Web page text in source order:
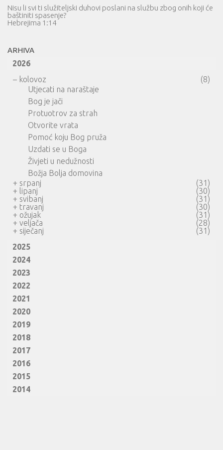
Nisu li svi ti služiteljski duhovi poslani na službu zbog onih koji će
baštiniti spasenje?
Hebrejima 1:14
ARHIVA
2026
– kolovoz
(8)
Utjecati na naraštaje
Bog je jači
Protuotrov za strah
Otvorite vrata
Pomoć koju Bog pruža
Uzdati se u Boga
Živjeti u nedužnosti
Božja Bolja domovina
+ srpanj
(31)
+ lipanj
(30)
+ svibanj
(31)
+ travanj
(30)
+ ožujak
(31)
+ veljača
(28)
+ siječanj
(31)
2025
2024
2023
2022
2021
2020
2019
2018
2017
2016
2015
2014